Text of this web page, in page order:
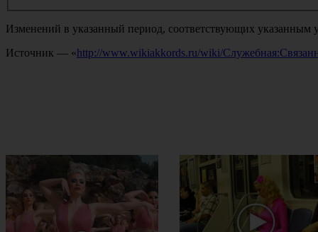
Изменений в указанный период, соответствующих указанным
Источник — «http://www.wikiakkords.ru/wiki/